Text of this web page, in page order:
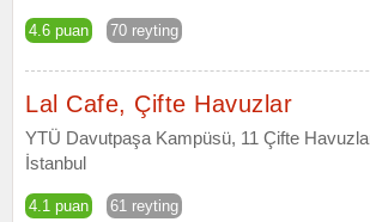
4.6 puan 70 reyting
Lal Cafe, Çifte Havuzlar
YTÜ Davutpaşa Kampüsü, 11 Çifte
İstanbul
4.1 puan 61 reyting